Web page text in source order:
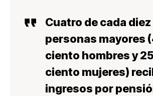
Cuatro de cada diez
personas mayores
ciento hombres y
ciento mujeres)
ingresos por